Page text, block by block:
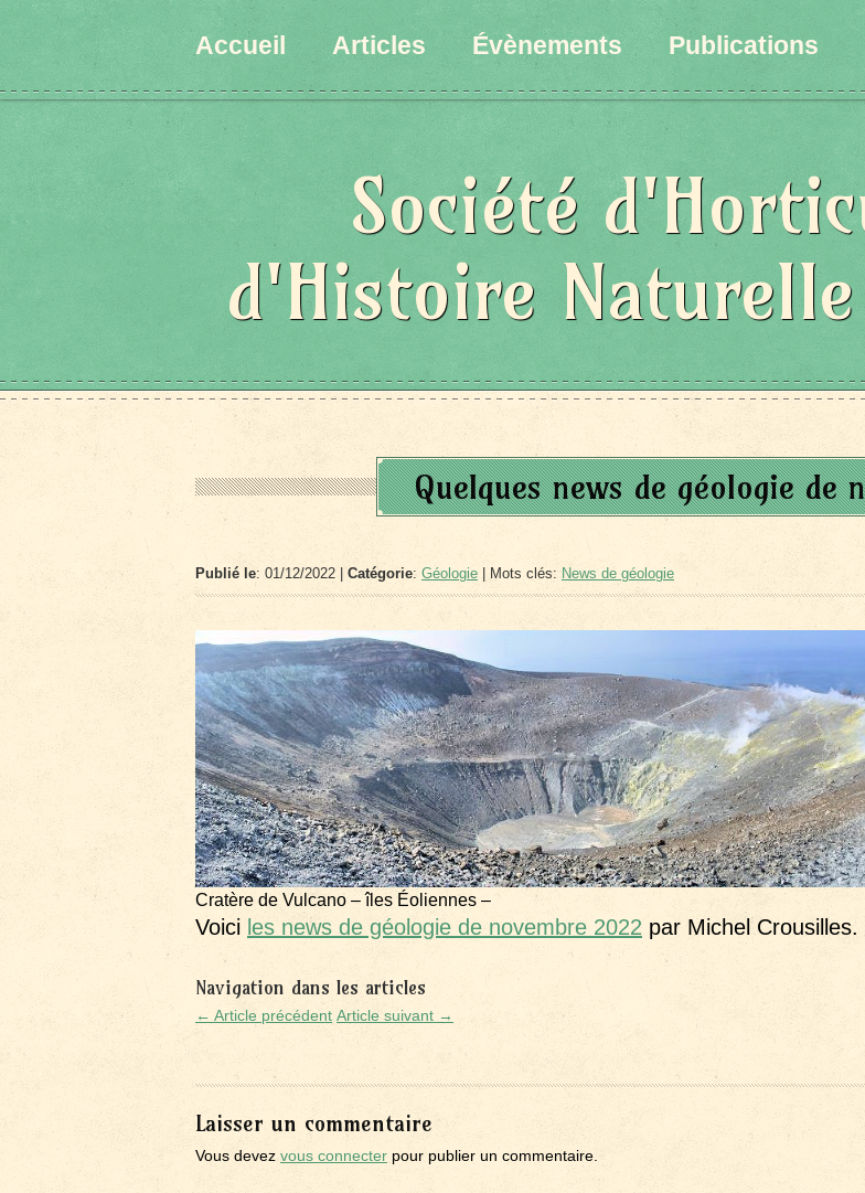
Accueil Articles Évènements Publications
Société
d'Histoire
Quelques news de géologie de
Publié le: 01/12/2022 | Catégorie: Géologie | Mots clés: News de géologie
Cratère de Vulcano – îles Éoliennes –
Voici les news de géologie de novembre 2022 par Michel Crousilles.
Navigation dans les articles
← Article précédent Article suivant →
Laisser un commentaire
Vous devez vous connecter pour publier un commentaire.